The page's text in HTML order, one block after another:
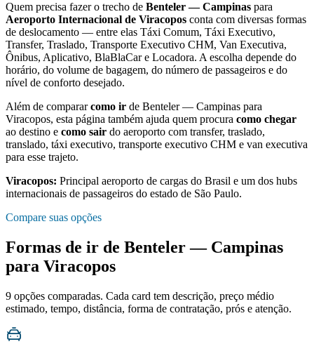
Quem precisa fazer o trecho de Benteler — Campinas para
Aeroporto Internacional de Viracopos conta com diversas formas
de deslocamento — entre elas Táxi Comum, Táxi Executivo,
Transfer, Traslado, Transporte Executivo CHM, Van Executiva,
Ônibus, Aplicativo, BlaBlaCar e Locadora. A escolha depende do
horário, do volume de bagagem, do número de passageiros e do
nível de conforto desejado.
Além de compararcomo ir de Benteler — Campinas para
Viracopos, esta página também ajuda quem procura como chegar
ao destino e como sair do aeroporto com transfer, traslado,
translado, táxi executivo, transporte executivo CHM e van executiva
para esse trajeto.
Viracopos: Principal aeroporto de cargas do Brasil e um dos hubs
internacionais de passageiros do estado de São Paulo.
Compare suas opções
Formas de ir de Benteler — Campinas
para Viracopos
9 opções comparadas. Cada card tem descrição, preço médio
estimado, tempo, distância, forma de contratação, prós e atenção.